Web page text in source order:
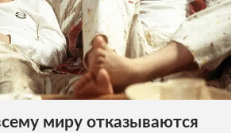
миру отказываются